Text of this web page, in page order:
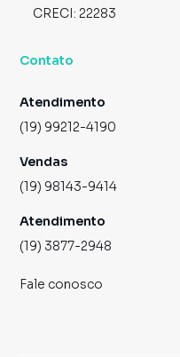
CRECI: 22283
Contato
Atendimento
(19) 99212-4190
Vendas
(19) 98143-9414
Atendimento
(19) 3877-2948
Fale conosco